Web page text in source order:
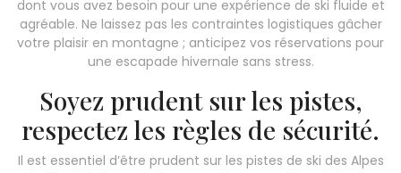
dont vous avez besoin pour une expérience de ski fluide et
agréable. Ne laissez pas les contraintes logistiques gâcher
votre plaisir en montagne ; anticipez vos réservations pour
une escapade hivernale sans stress.
Soyez prudent sur les pistes,
respectez les règles de sécurité.
Il est essentiel d’être prudent sur les pistes de ski des Alpes